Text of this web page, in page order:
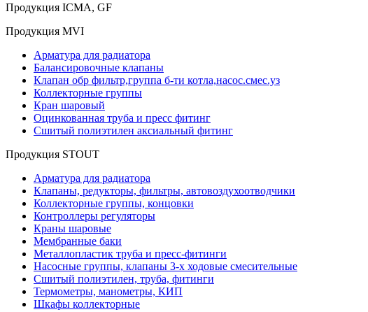
Продукция ICMA, GF
Продукция MVI
Арматура для радиатора
Балансировочные клапаны
Клапан обр фильтр,группа б-ти котла,насос.смес.уз
Коллекторные группы
Кран шаровый
Оцинкованная труба и пресс фитинг
Сшитый полиэтилен аксиальный фитинг
Продукция STOUT
Арматура для радиатора
Клапаны, редукторы, фильтры, автовоздухоотводчики
Коллекторные группы, концовки
Контроллеры регуляторы
Краны шаровые
Мембранные баки
Металлопластик труба и пресс-фитинги
Насосные группы, клапаны 3-х ходовые смесительные
Сшитый полиэтилен, труба, фитинги
Термометры, манометры, КИП
Шкафы коллекторные